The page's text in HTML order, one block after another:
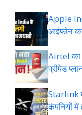
Apple
आईफोन का
Airtel का
प्रीपेड
Starlink
कंपनियों